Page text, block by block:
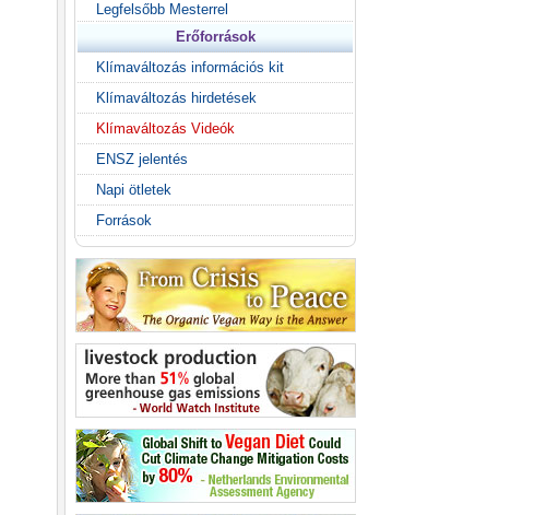
Legfelsőbb Mesterrel
Erőforrások
Klímaváltozás információs kit
Klímaváltozás hirdetések
Klímaváltozás Videók
ENSZ jelentés
Napi ötletek
Források